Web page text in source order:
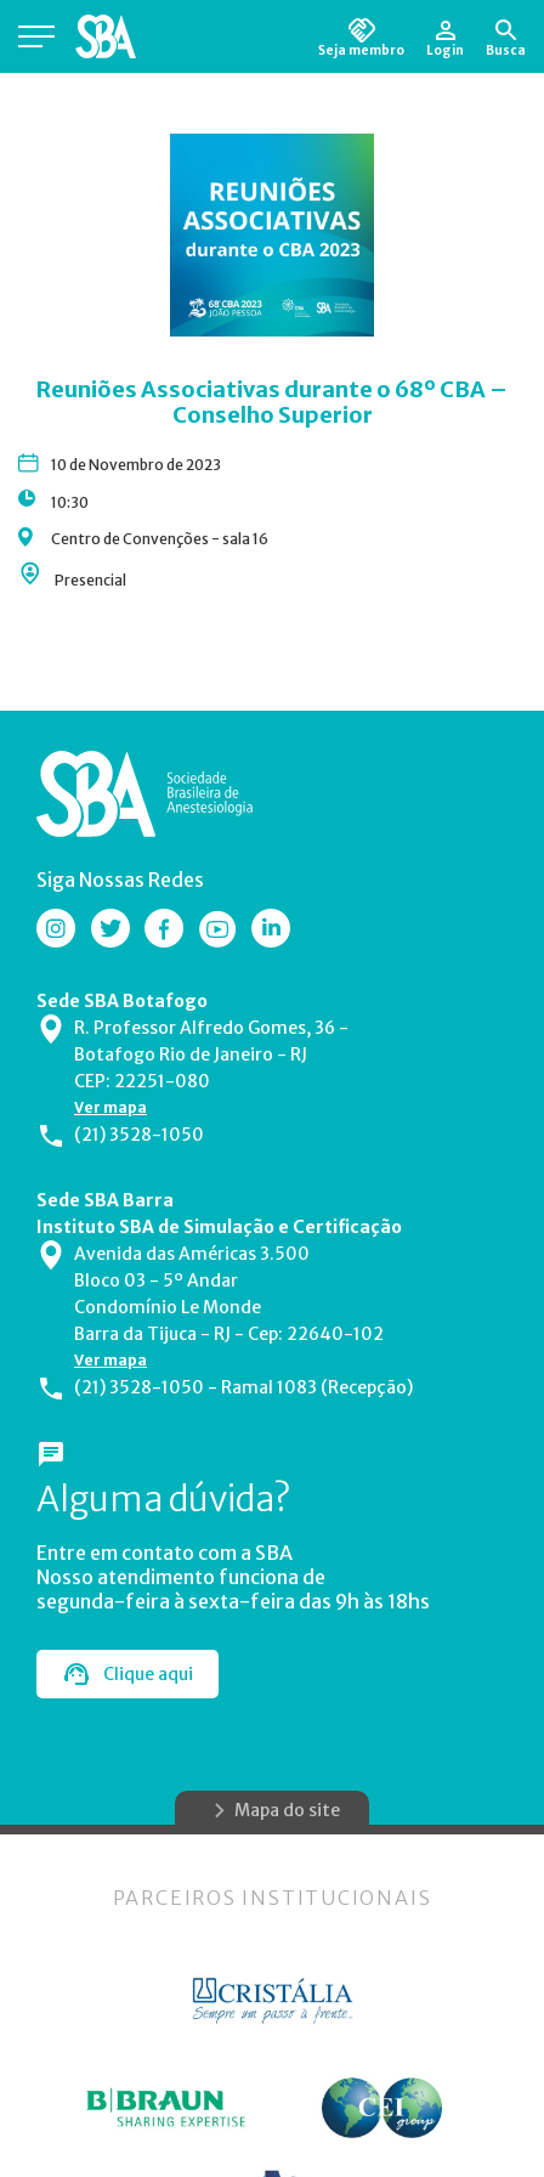
Seja membro Login Busca
Reuniões Associativas durante o 68º CBA –
Conselho Superior
10 de Novembro de 2023
10:30
Centro de Convenções - sala 16
Presencial
Siga Nossas Redes
Sede SBA Botafogo
R. Professor Alfredo Gomes, 36 -
Botafogo Rio de Janeiro - RJ
CEP: 22251-080
Ver mapa
(21) 3528-1050
Sede SBA Barra
Instituto SBA de Simulação e Certificação
Avenida das Américas 3.500
Bloco 03 - 5º Andar
Condomínio Le Monde
Barra da Tijuca - RJ - Cep: 22640-102
Ver mapa
(21) 3528-1050 - Ramal 1083 (Recepção)
Alguma dúvida?
Entre em contato com a SBA
Nosso atendimento funciona de
segunda-feira à sexta-feira das 9h às 18hs
Clique aqui
Mapa do site
PARCEIROS INSTITUCIONAIS